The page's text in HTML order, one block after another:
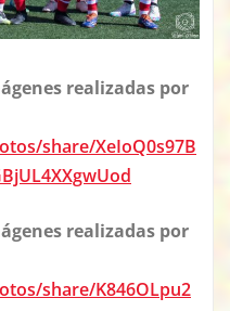
realizadas por
share/XeIoQ0s97B
realizadas por
share/K846OLpu2